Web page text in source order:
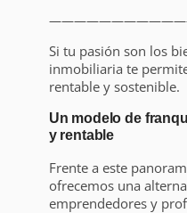
Si tu pasión son los
inmobiliaria te
rentable y sostenible.
Un modelo de
y rentable
Frente a este
ofrecemos una
emprendedores y